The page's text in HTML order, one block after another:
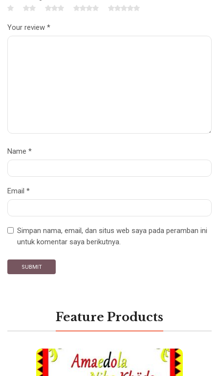
Your review *
Name *
Email *
Simpan nama, email, dan situs web saya pada peramban ini
untuk komentar saya berikutnya.
Feature Products